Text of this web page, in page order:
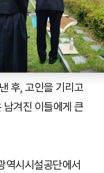
후, 고인을 기리고
겨진 이들에게 큰
역시시설공단에서